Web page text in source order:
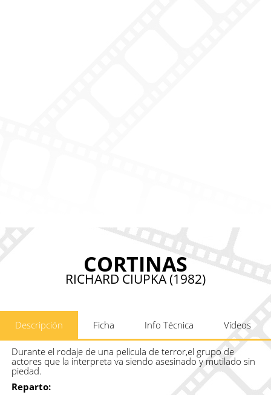
CORTINAS
RICHARD CIUPKA (1982)
Descripción Ficha Info Técnica Vídeos
Durante el rodaje de una pelicula de terror,el grupo de
actores que la interpreta va siendo asesinado y mutilado sin
piedad.
Reparto: